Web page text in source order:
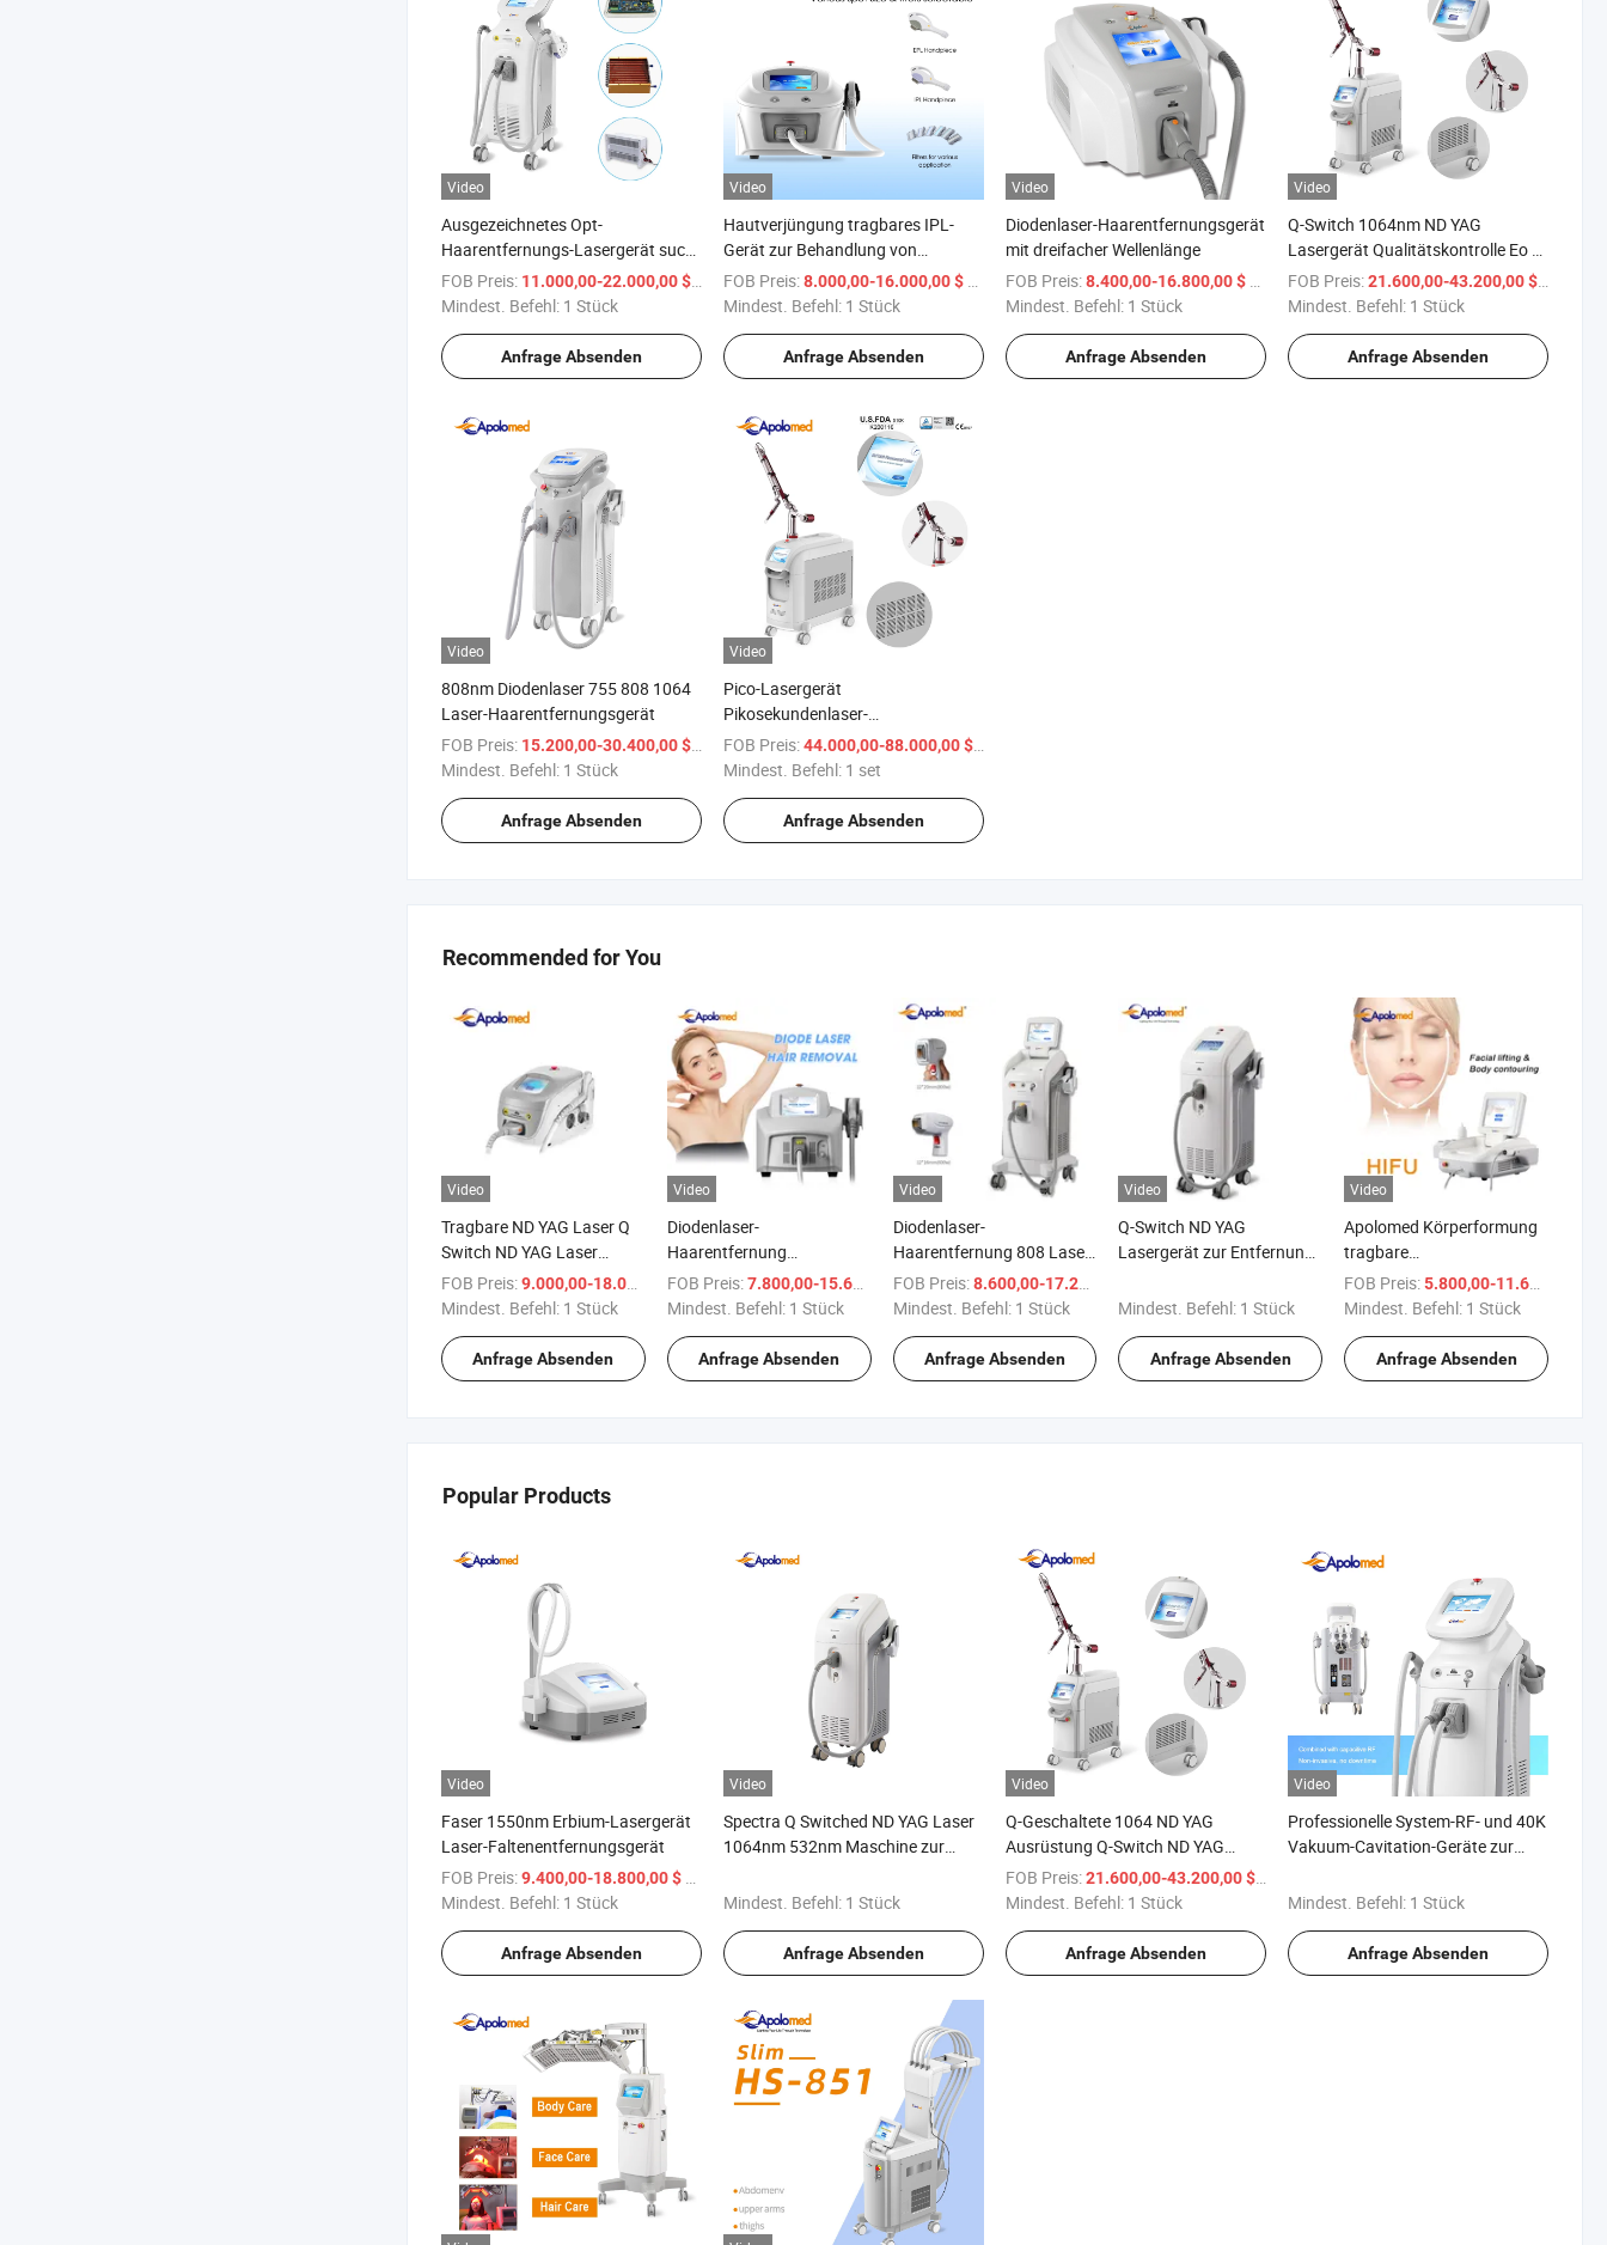
Video
Ausgezeichnetes Opt-
Haarentfernungs-Lasergerät sucht
Distributor
FOB Preis: 11.000,00-22.000,00 $ / Stück
Mindest. Befehl: 1 Stück
Anfrage Absenden
Video
Hautverjüngung tragbares IPL-
Gerät zur Behandlung von
Sonnenschäden Schönheit
Maschine
FOB Preis:8.000,00-16.000,00 $ / Stück
Mindest. Befehl: 1 Stück
Anfrage Absenden
Video
Diodenlaser-Haarentfernungsgerät
mit dreifacher Wellenlänge
FOB Preis:8.400,00-16.800,00 $ / Stück
Mindest. Befehl: 1 Stück
Anfrage Absenden
Video
Q-Switch 1064nm ND YAG
Lasergerät Qualitätskontrolle Eo Q
Switch ND YAG Laser
Tattooentfernung
FOB Preis:21.600,00-43.200,00 $ / Stück
Mindest. Befehl: 1 Stück
Anfrage Absenden
Video
808nm Diodenlaser 755 808 1064
Laser-Haarentfernungsgerät
FOB Preis: 15.200,00-30.400,00 $ / Stück
Mindest. Befehl: 1 Stück
Anfrage Absenden
Video
Pico-Lasergerät
Pikosekundenlaser-
Tattooentfernung 1064/532nm
Maschine
FOB Preis:44.000,00-88.000,00 $ / set
Mindest. Befehl: 1 set
Anfrage Absenden
Recommended for You
Video
Tragbare ND YAG Laser Q
Switch ND YAG Laser
Tattooentfernungsmaschine
FOB Preis:9.000,00-18.000,00 $
/ Stück
Mindest. Befehl: 1 Stück
Anfrage Absenden
Video
Diodenlaser-
Haarentfernung
Medizinisch Beliebt
Leistungsstark
Dreifachwelle 755 808
1064 Diodenlaser
FOB Preis:7.800,00-15.600,00 $
/ Stück
Mindest. Befehl: 1 Stück
Anfrage Absenden
Video
Diodenlaser-
Haarentfernung 808 Laser-
Haarentfernung 808nm
Schönheitstechnik 808nm
Haarentfernergerät
FOB Preis:8.600,00-17.200,00 $
Mindest. Befehl: 1 Stück
Anfrage Absenden
Video
Q-Switch ND YAG
Lasergerät zur Entfernung
Tattoos Q-Switch ND YAG
Mindest. Befehl: 1 Stück
Anfrage Absenden
Video
Apolomed Körperformung
tragbare
Ultraschalltherapie Hifu
Maschine HS-510
FOB Preis:5.800,00-11.600,00 $
Mindest. Befehl: 1 Stück
Anfrage Absenden
Popular Products
Video
Faser 1550nm Erbium-Lasergerät
Laser-Faltenentfernungsgerät
FOB Preis:9.400,00-18.800,00 $
Mindest. Befehl: 1 Stück
Anfrage Absenden
Video
Spectra Q Switched ND YAG Laser
1064nm 532nm Maschine zur
Mindest. Befehl: 1 Stück
Anfrage Absenden
Video
Q-Geschaltete 1064 ND YAG
Ausrüstung Q-Switch ND YAG
Lasergerät in
Lasergravurmaschinen
FOB Preis:21.600,00-43.200,00 $
Mindest. Befehl: 1 Stück
Anfrage Absenden
Video
Professionelle System-RF- und 40K
Vakuum-Cavitation-Geräte zur
Mindest. Befehl: 1 Stück
Anfrage Absenden